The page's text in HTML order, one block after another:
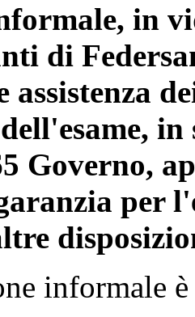
in
di
assistenza
in
Governo,
per
informale è